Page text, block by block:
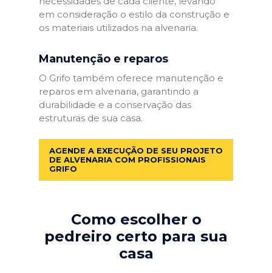
em consideração o estilo da construção e
os materiais utilizados na alvenaria.
Manutenção e reparos
O Grifo também oferece manutenção e
reparos em alvenaria, garantindo a
durabilidade e a conservação das
estruturas de sua casa.
AGENDE A EXECUÇÃO DE SEU PROJETO
DE ALVENARIA COM PROFISSIONAIS
GRIFO
Como escolher o
pedreiro certo para sua
casa